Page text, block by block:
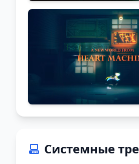
Системные